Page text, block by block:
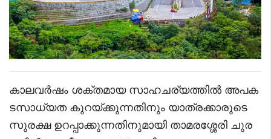
കാലവർഷം ശക്തമായ സാഹചര്യത്തിൽ അപക
ടസാധ്യത കുറയ്ക്കുന്നതിനും യാത്രക്കാരുടെ
സുരക്ഷ ഉറപ്പാക്കുന്നതിനുമായി താമരശ്ശേരി ചുര